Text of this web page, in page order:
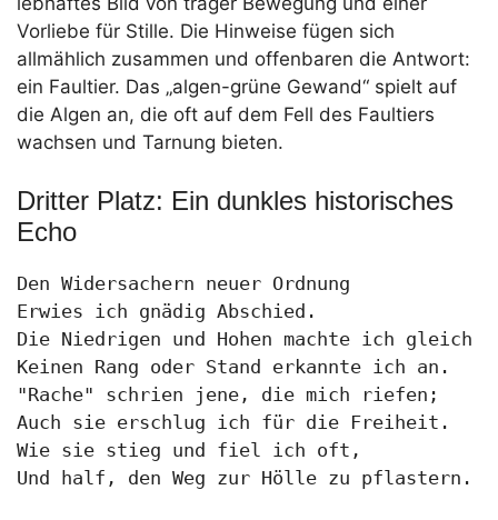
Vorliebe für Stille. Die Hinweise fügen sich
allmählich zusammen und offenbaren die Antwort:
ein Faultier. Das „algen-grüne Gewand“ spielt auf
die Algen an, die oft auf dem Fell des Faultiers
wachsen und Tarnung bieten.
Dritter Platz: Ein dunkles historisches
Echo
Den Widersachern neuer Ordnung
Erwies ich gnädig Abschied.
Die Niedrigen und Hohen machte ich gleich
Keinen Rang oder Stand erkannte ich an.
"Rache" schrien jene, die mich riefen;
Auch sie erschlug ich für die Freiheit.
Wie sie stieg und fiel ich oft,
Und half, den Weg zur Hölle zu pflastern.